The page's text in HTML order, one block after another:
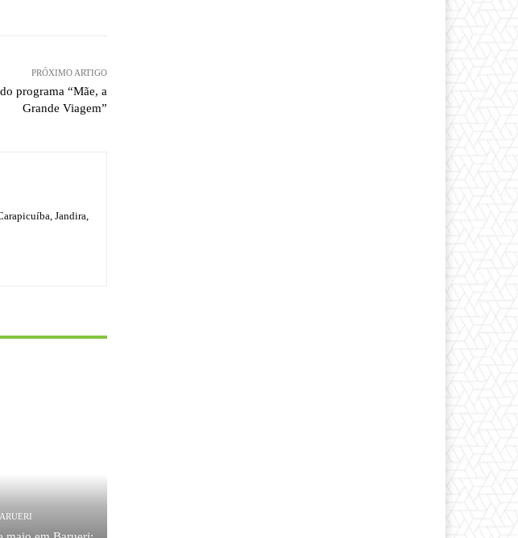
PRÓXIMO ARTIGO
programa “Mãe, a
Grande Viagem”
Jandira,